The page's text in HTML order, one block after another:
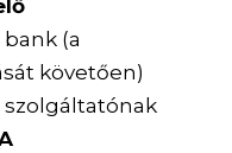
(a
követően)
szolgáltatónak